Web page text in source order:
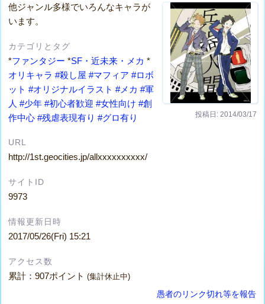
投稿日: 2014/03/17
他ジャンル多様でいろんなキャラが
います。
カテゴリとタグ
*ファンタジー *SF・近未来・メカ *
オリキャラ #殺し屋 #マフィア #ロボ
ット #オリジナルイラスト #メカ #軍
人 #少年 #初心者歓迎 #女性向け #創
作中心 #残虐表現有り #グロ有り
URL
http://1st.geocities.jp/allxxxxxxxxxx/
サイトID
9973
情報更新日時
2017/05/26(Fri) 15:21
アクセス数
累計：907ポイント(集計休止中)
愚者のリンク切れ等を報告